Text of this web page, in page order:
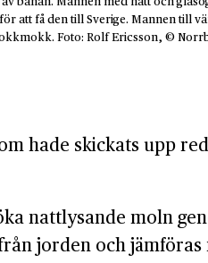
att få den till Sverige. Mannen till
Foto: Rolf Ericsson, ©
hade skickats upp
natt­lysande moln
jorden och